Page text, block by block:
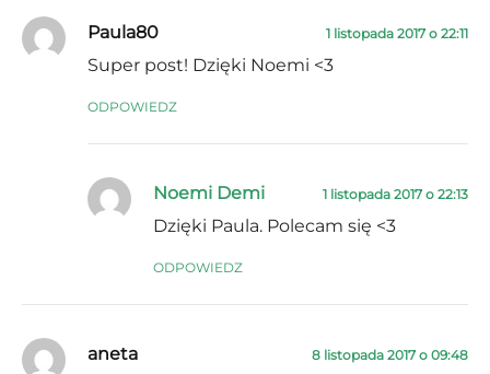
Paula80 1 listopada 2017 o 22:11
Super post! Dzięki Noemi <3
ODPOWIEDZ
Noemi Demi 1 listopada 2017 o 22:13
Dzięki Paula. Polecam się <3
ODPOWIEDZ
aneta 8 listopada 2017 o 09:48